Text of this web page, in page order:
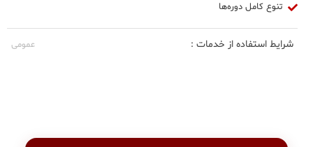
تنوع کامل دوره‌ها
شرایط استفاده از خدمات : عمومی